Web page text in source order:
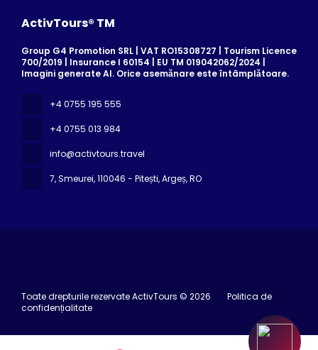
ActivTours® TM
Group G4 Promotion SRL | VAT RO15308727 | Tourism Licence
700/2019 | Insurance I 60154 | EU TM 019042062/2024 |
Imagini generate AI. Orice asemănare este întâmplătoare.
+4 0755 195 555
+4 0755 013 984
info@activtours.travel
7, Smeurei, 110046 - Pitești, Argeș, RO
Toate drepturile rezervate ActivTours © 2026
Politica de
confidențialitate